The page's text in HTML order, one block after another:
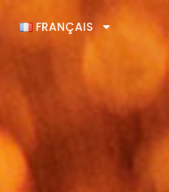
FRANÇAIS